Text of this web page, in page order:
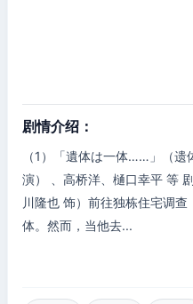
剧情介绍：
（1）「遺体は一体……」（
演） 、高桥洋、樋口幸平 等
川隆也 饰）前往独栋住宅调
体。然而，当他去...